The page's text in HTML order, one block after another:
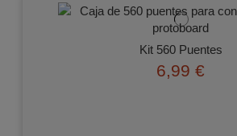
Kit 560 Puentes
6,99 €